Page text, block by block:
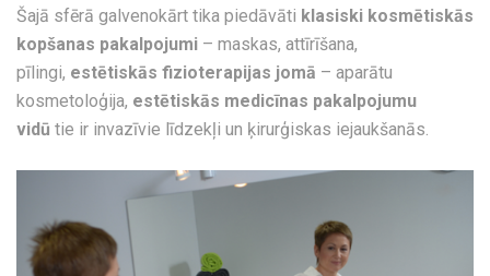
Šajā sfērā galvenokārt tika piedāvāti klasiski kosmētiskās
kopšanas pakalpojumi – maskas, attīrīšana,
pīlingi, estētiskās fizioterapijas jomā – aparātu
kosmetoloģija, estētiskās medicīnas pakalpojumu
vidū tie ir invazīvie līdzekļi un ķirurģiskas iejaukšanās.